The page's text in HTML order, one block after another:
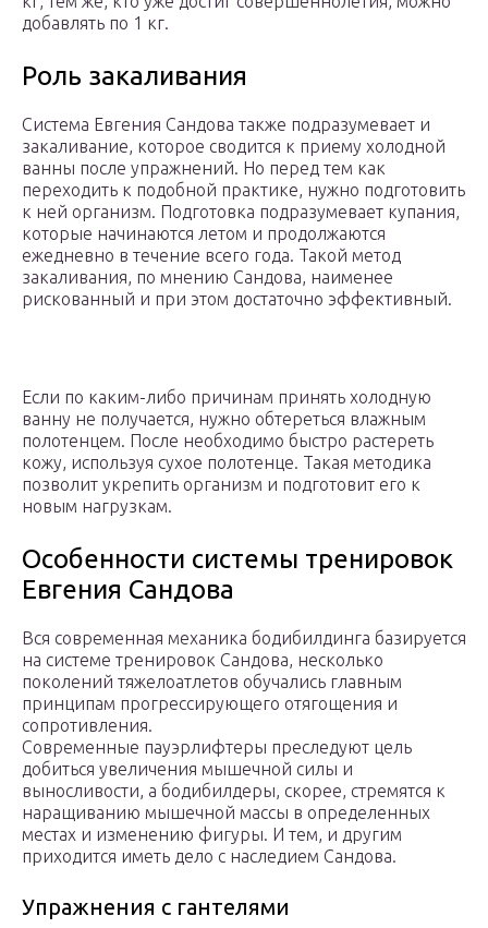
добавлять по 1 кг.
Роль закаливания
Система Евгения Сандова также подразумевает и
закаливание, которое сводится к приему холодной
ванны после упражнений. Но перед тем как
переходить к подобной практике, нужно подготовить
к ней организм. Подготовка подразумевает купания,
которые начинаются летом и продолжаются
ежедневно в течение всего года. Такой метод
закаливания, по мнению Сандова, наименее
рискованный и при этом достаточно эффективный.
Если по каким-либо причинам принять холодную
ванну не получается, нужно обтереться влажным
полотенцем. После необходимо быстро растереть
кожу, используя сухое полотенце. Такая методика
позволит укрепить организм и подготовит его к
новым нагрузкам.
Особенности системы тренировок
Евгения Сандова
Вся современная механика бодибилдинга базируется
на системе тренировок Сандова, несколько
поколений тяжелоатлетов обучались главным
принципам прогрессирующего отягощения и
сопротивления.
Современные пауэрлифтеры преследуют цель
добиться увеличения мышечной силы и
выносливости, а бодибилдеры, скорее, стремятся к
наращиванию мышечной массы в определенных
местах и изменению фигуры. И тем, и другим
приходится иметь дело с наследием Сандова.
Упражнения с гантелями